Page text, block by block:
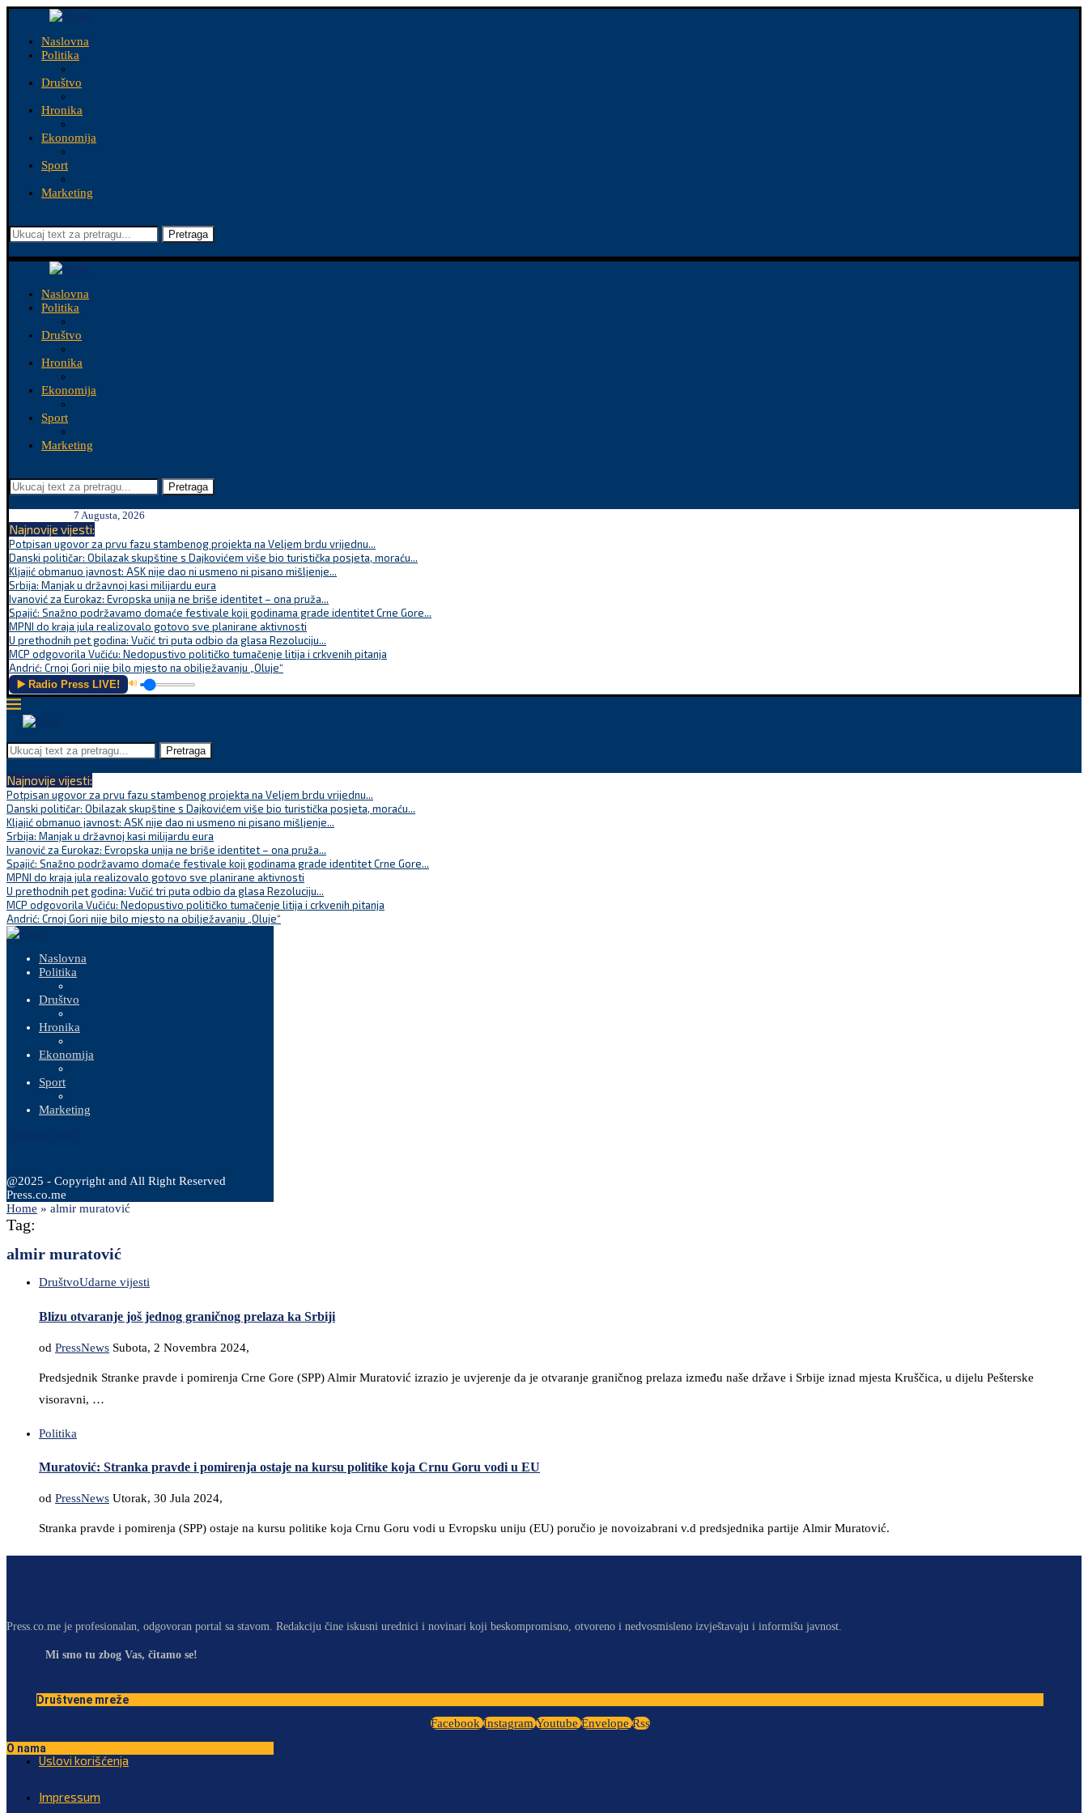
Naslovna
Politika
Društvo
Hronika
Ekonomija
Sport
Marketing
Pretraga
Naslovna
Politika
Društvo
Hronika
Ekonomija
Sport
Marketing
Pretraga
7 Augusta, 2026
Najnovije vijesti:
Potpisan ugovor za prvu fazu stambenog projekta na Veljem brdu vrijednu...
Danski političar: Obilazak skupštine s Dajkovićem više bio turistička posjeta, moraću...
Kljajić obmanuo javnost: ASK nije dao ni usmeno ni pisano mišljenje...
Srbija: Manjak u državnoj kasi milijardu eura
Ivanović za Eurokaz: Evropska unija ne briše identitet – ona pruža...
Spajić: Snažno podržavamo domaće festivale koji godinama grade identitet Crne Gore...
MPNI do kraja jula realizovalo gotovo sve planirane aktivnosti
U prethodnih pet godina: Vučić tri puta odbio da glasa Rezoluciju...
MCP odgovorila Vučiću: Nedopustivo političko tumačenje litija i crkvenih pitanja
Andrić: Crnoj Gori nije bilo mjesto na obilježavanju „Oluje“
▶️ Radio Press LIVE! 🔊
Pretraga
Najnovije vijesti:
Potpisan ugovor za prvu fazu stambenog projekta na Veljem brdu vrijednu...
Danski političar: Obilazak skupštine s Dajkovićem više bio turistička posjeta, moraću...
Kljajić obmanuo javnost: ASK nije dao ni usmeno ni pisano mišljenje...
Srbija: Manjak u državnoj kasi milijardu eura
Ivanović za Eurokaz: Evropska unija ne briše identitet – ona pruža...
Spajić: Snažno podržavamo domaće festivale koji godinama grade identitet Crne Gore...
MPNI do kraja jula realizovalo gotovo sve planirane aktivnosti
U prethodnih pet godina: Vučić tri puta odbio da glasa Rezoluciju...
MCP odgovorila Vučiću: Nedopustivo političko tumačenje litija i crkvenih pitanja
Andrić: Crnoj Gori nije bilo mjesto na obilježavanju „Oluje“
Naslovna
Politika
Društvo
Hronika
Ekonomija
Sport
Marketing
@2025 - Copyright and All Right Reserved
Press.co.me
Home » almir muratović
Tag:
almir muratović
DruštvoUdarne vijesti
Blizu otvaranje još jednog graničnog prelaza ka Srbiji
od PressNews Subota, 2 Novembra 2024,
Predsjednik Stranke pravde i pomirenja Crne Gore (SPP) Almir Muratović izrazio je uvjerenje da je otvaranje graničnog prelaza između naše države i Srbije iznad mjesta Kruščica, u dijelu Pešterske
visoravni, …
Politika
Muratović: Stranka pravde i pomirenja ostaje na kursu politike koja Crnu Goru vodi u EU
od PressNews Utorak, 30 Jula 2024,
Stranka pravde i pomirenja (SPP) ostaje na kursu politike koja Crnu Goru vodi u Evropsku uniju (EU) poručio je novoizabrani v.d predsjednika partije Almir Muratović.
Press.co.me je profesionalan, odgovoran portal sa stavom. Redakciju čine iskusni urednici i novinari koji beskompromisno, otvoreno i nedvosmisleno izvještavaju i informišu javnost.
Mi smo tu zbog Vas, čitamo se!
Društvene mreže
Facebook Instagram Youtube Envelope Rss
O nama
Uslovi korišćenja
Impressum